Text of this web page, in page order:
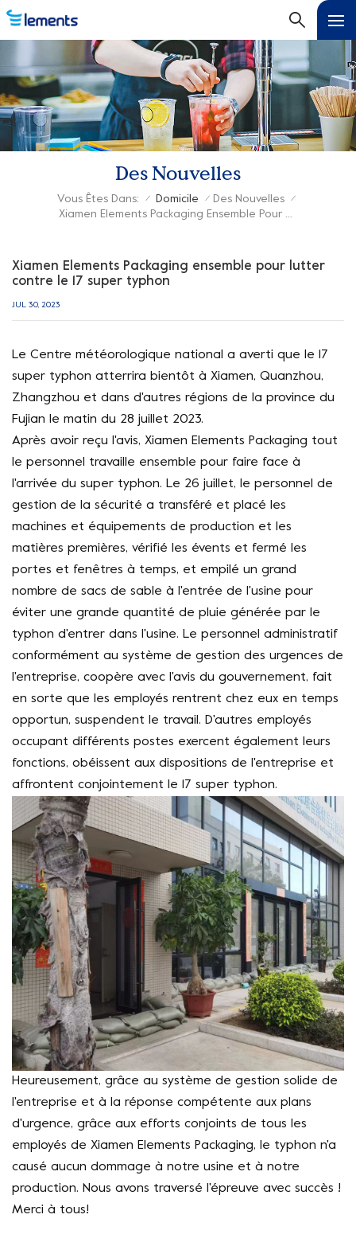
Des Nouvelles
Vous Êtes Dans: / Domicile / Des Nouvelles /
Xiamen Elements Packaging Ensemble Pour Lutter Contre Le 17 Super Typhon
Xiamen Elements Packaging ensemble pour lutter
contre le 17 super typhon
JUL 30, 2023
Le Centre météorologique national a averti que le 17
super typhon atterrira bientôt à Xiamen, Quanzhou,
Zhangzhou et dans d'autres régions de la province du
Fujian le matin du 28 juillet 2023.
Après avoir reçu l'avis, Xiamen Elements Packaging tout
le personnel travaille ensemble pour faire face à
l'arrivée du super typhon. Le 26 juillet, le personnel de
gestion de la sécurité a transféré et placé les
machines et équipements de production et les
matières premières, vérifié les évents et fermé les
portes et fenêtres à temps, et empilé un grand
nombre de sacs de sable à l'entrée de l'usine pour
éviter une grande quantité de pluie générée par le
typhon d'entrer dans l'usine. Le personnel administratif
conformément au système de gestion des urgences de
l'entreprise, coopère avec l'avis du gouvernement, fait
en sorte que les employés rentrent chez eux en temps
opportun, suspendent le travail. D'autres employés
occupant différents postes exercent également leurs
fonctions, obéissent aux dispositions de l'entreprise et
affrontent conjointement le 17 super typhon.
Heureusement, grâce au système de gestion solide de
l'entreprise et à la réponse compétente aux plans
d'urgence, grâce aux efforts conjoints de tous les
employés de Xiamen Elements Packaging, le typhon n'a
causé aucun dommage à notre usine et à notre
production. Nous avons traversé l'épreuve avec succès !
Merci à tous!